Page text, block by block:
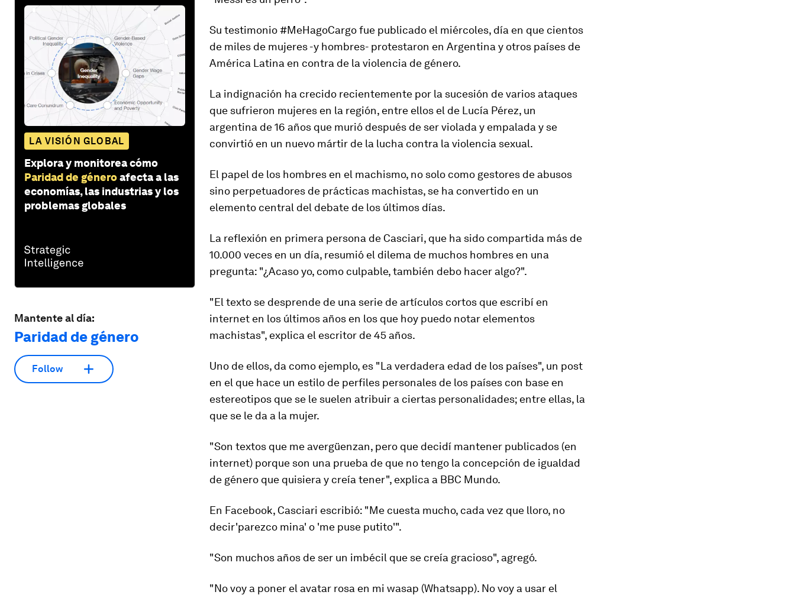
LA VISIÓN GLOBAL
Explora y monitorea cómo
Paridad de géneroafecta a las
economías, las industrias y los
problemas globales
Mantente al día:
Paridad de género
Follow
Su testimonio #MeHagoCargo fue publicado el miércoles, día en que cientos
de miles de mujeres -y hombres- protestaron en Argentina y otros países de
América Latina en contra de la violencia de género.
La indignación ha crecido recientemente por la sucesión de varios ataques
que sufrieron mujeres en la región, entre ellos el de Lucía Pérez, un
argentina de 16 años que murió después de ser violada y empalada y se
convirtió en un nuevo mártir de la lucha contra la violencia sexual.
El papel de los hombres en el machismo, no solo como gestores de abusos
sino perpetuadores de prácticas machistas, se ha convertido en un
elemento central del debate de los últimos días.
La reflexión en primera persona de Casciari, que ha sido compartida más de
10.000 veces en un día, resumió el dilema de muchos hombres en una
pregunta: "¿Acaso yo, como culpable, también debo hacer algo?".
"El texto se desprende de una serie de artículos cortos que escribí en
internet en los últimos años en los que hoy puedo notar elementos
machistas", explica el escritor de 45 años.
Uno de ellos, da como ejemplo, es "La verdadera edad de los países", un post
en el que hace un estilo de perfiles personales de los países con base en
estereotipos que se le suelen atribuir a ciertas personalidades; entre ellas, la
que se le da a la mujer.
"Son textos que me avergüenzan, pero que decidí mantener publicados (en
internet) porque son una prueba de que no tengo la concepción de igualdad
de género que quisiera y creía tener", explica a BBC Mundo.
En Facebook, Casciari escribió: "Me cuesta mucho, cada vez que lloro, no
decir'parezco mina' o 'me puse putito'".
"Son muchos años de ser un imbécil que se creía gracioso", agregó.
"No voy a poner el avatar rosa en mi wasap (Whatsapp). No voy a usar el